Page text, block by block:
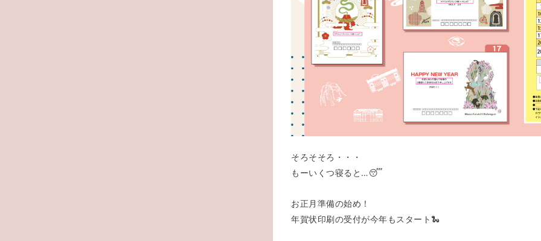
そろそそろ・・・
もーいくつ寝ると…😴
お正月準備の始め！
年賀状印刷の受付が今年もスタート🐍